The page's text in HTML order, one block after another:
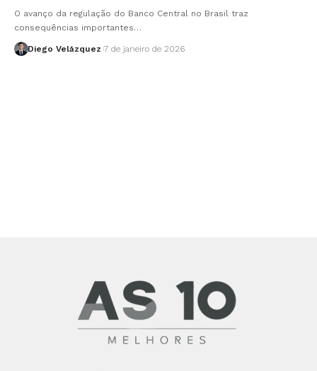
O avanço da regulação do Banco Central no Brasil traz
consequências importantes…
Diego Velázquez 7 de janeiro de 2026